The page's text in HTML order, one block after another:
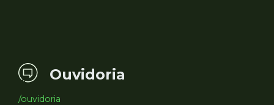
Ouvidoria
/ouvidoria